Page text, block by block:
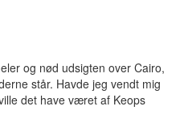
og nød udsigten over Cairo,
står. Havde jeg vendt mig
det have været af Keops